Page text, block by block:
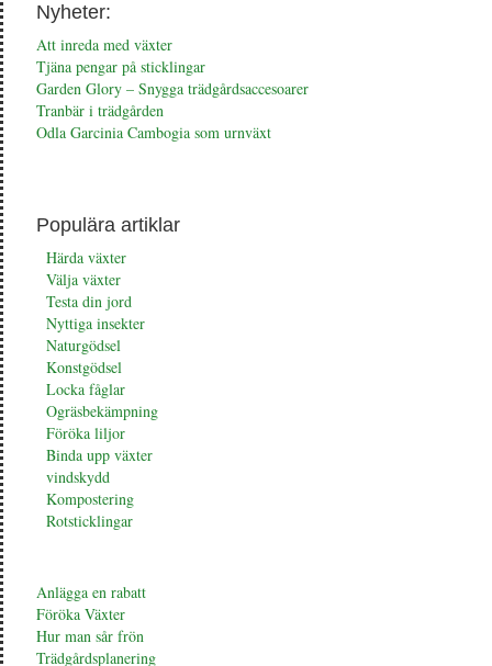
Nyheter:
Att inreda med växter
Tjäna pengar på sticklingar
Garden Glory – Snygga trädgårdsaccesoarer
Tranbär i trädgården
Odla Garcinia Cambogia som urnväxt
Populära artiklar
Härda växter
Välja växter
Testa din jord
Nyttiga insekter
Naturgödsel
Konstgödsel
Locka fåglar
Ogräsbekämpning
Föröka liljor
Binda upp växter
vindskydd
Kompostering
Rotsticklingar
Anlägga en rabatt
Föröka Växter
Hur man sår frön
Trädgårdsplanering